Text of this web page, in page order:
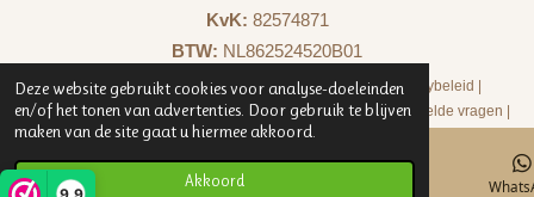
9,9
Deze website gebruikt cookies voor analyse-doeleinden
en/of het tonen van advertenties. Door gebruik te blijven
maken van de site gaat u hiermee akkoord.
Akkoord
E-mailadres Kaart
KvK: 82574871
BTW: NL862524520B01
Algemene voorwaarden|Veiligheidsvoorschriften|Privacybeleid
Retourbeleid|Verzendbeleid|Klachtenafhandeling|Veelgestelde vragen
Contact|De kleine olifant - Zakelijk